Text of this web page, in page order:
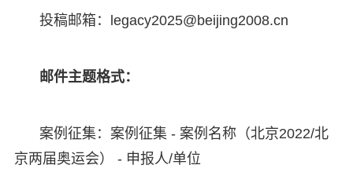
投稿邮箱：legacy2025@beijing2008.cn
邮件主题格式：
案例征集：案例征集 - 案例名称（北京2022/北
京两届奥运会） - 申报人/单位